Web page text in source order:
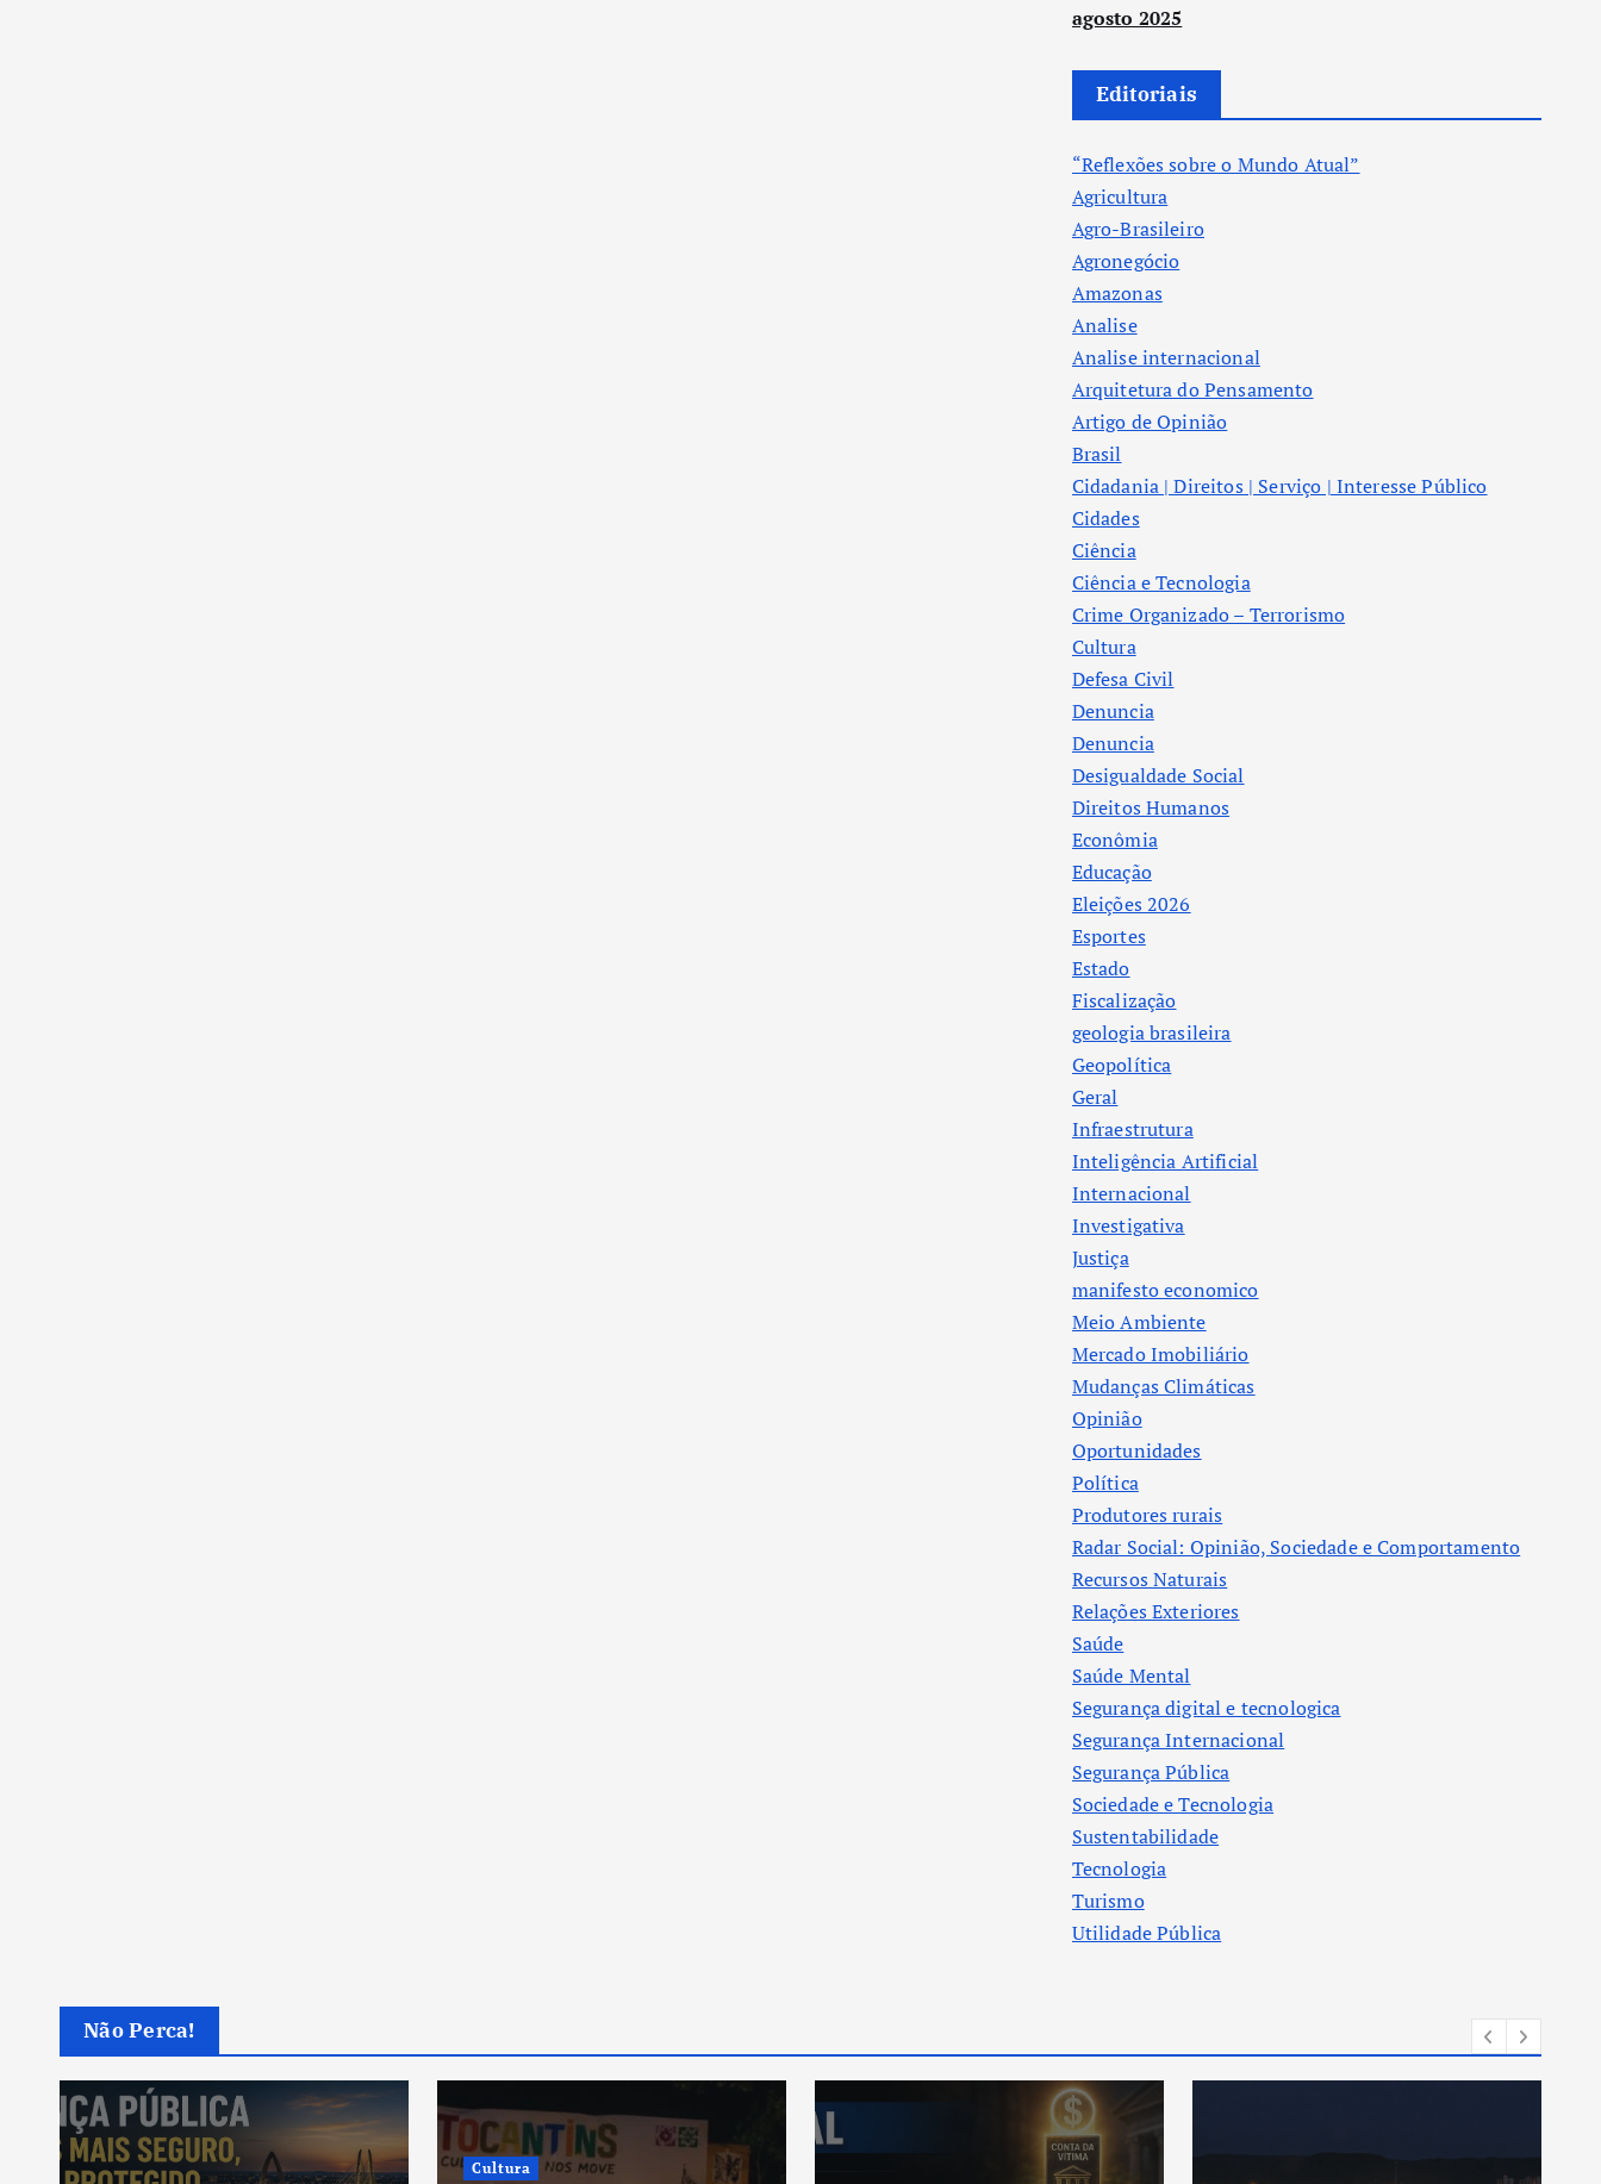
agosto 2025
Editoriais
“Reflexões sobre o Mundo Atual”
Agricultura
Agro-Brasileiro
Agronegócio
Amazonas
Analise
Analise internacional
Arquitetura do Pensamento
Artigo de Opinião
Brasil
Cidadania | Direitos | Serviço | Interesse Público
Cidades
Ciência
Ciência e Tecnologia
Crime Organizado – Terrorismo
Cultura
Defesa Civil
Denuncia
Denuncia
Desigualdade Social
Direitos Humanos
Econômia
Educação
Eleições 2026
Esportes
Estado
Fiscalização
geologia brasileira
Geopolítica
Geral
Infraestrutura
Inteligência Artificial
Internacional
Investigativa
Justiça
manifesto economico
Meio Ambiente
Mercado Imobiliário
Mudanças Climáticas
Opinião
Oportunidades
Política
Produtores rurais
Radar Social: Opinião, Sociedade e Comportamento
Recursos Naturais
Relações Exteriores
Saúde
Saúde Mental
Segurança digital e tecnologica
Segurança Internacional
Segurança Pública
Sociedade e Tecnologia
Sustentabilidade
Tecnologia
Turismo
Utilidade Pública
Não Perca!
Cultura